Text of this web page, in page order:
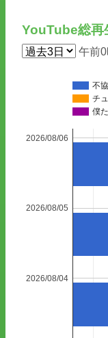
YouTube総再
午前
不
チ
僕
2026/08/04
2026/08/05
2026/08/06